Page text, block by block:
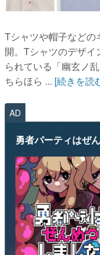
アプリレビュー
その他
電ファミニコゲーマー
Tシャツや帽子などの
開。Tシャツのデザイ
られている「幽玄ノ
ちらほら ... [続きを読
AD
勇者パーティはぜ